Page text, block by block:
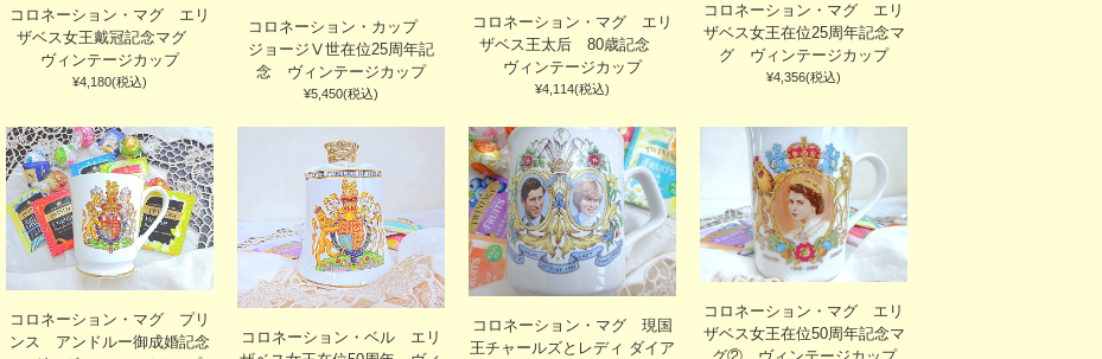
コロネーション・マグ エリ
ザベス女王戴冠記念マグ
ヴィンテージカップ
¥4,180(税込)
コロネーション・カップ
ジョージⅤ世在位25周年記
念 ヴィンテージカップ
¥5,450(税込)
コロネーション・マグ エリ
ザベス王太后 80歳記念
ヴィンテージカップ
¥4,114(税込)
コロネーション・マグ エリ
ザベス女王在位25周年記念マ
グ ヴィンテージカップ
¥4,356(税込)
コロネーション・マグ プリ
ンス アンドルー御成婚記念
コロネーション・ベル エリ
コロネーション・マグ 現国
王チャールズとレディ ダイア
コロネーション・マグ エリ
ザベス女王在位50周年記念マ